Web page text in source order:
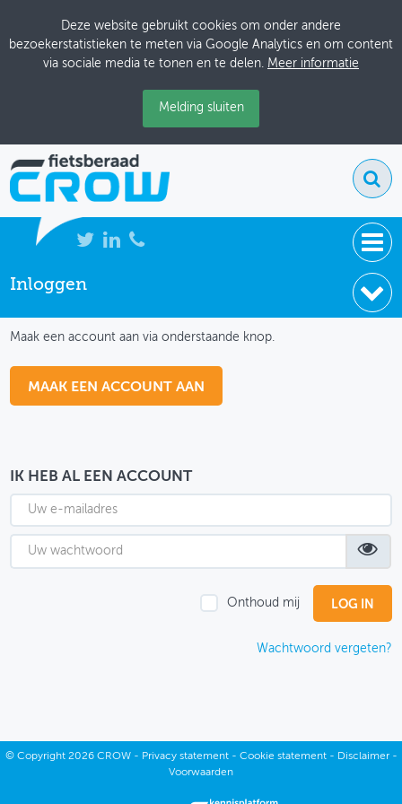
Deze website gebruikt cookies om onder andere
bezoekerstatistieken te meten via Google Analytics en om content
via sociale media te tonen en te delen. Meer informatie
Melding sluiten
NIEUWS
THEMASITES
MIJN PROFIEL
GEBRUIKER
Inloggen
Maak een account aan via onderstaande knop.
MAAK EEN ACCOUNT AAN
IK HEB AL EEN ACCOUNT
Onthoud mij
Wachtwoord vergeten?
© Copyright2026 CROW - Privacy statement- Cookie statement- Disclaimer-
Voorwaarden